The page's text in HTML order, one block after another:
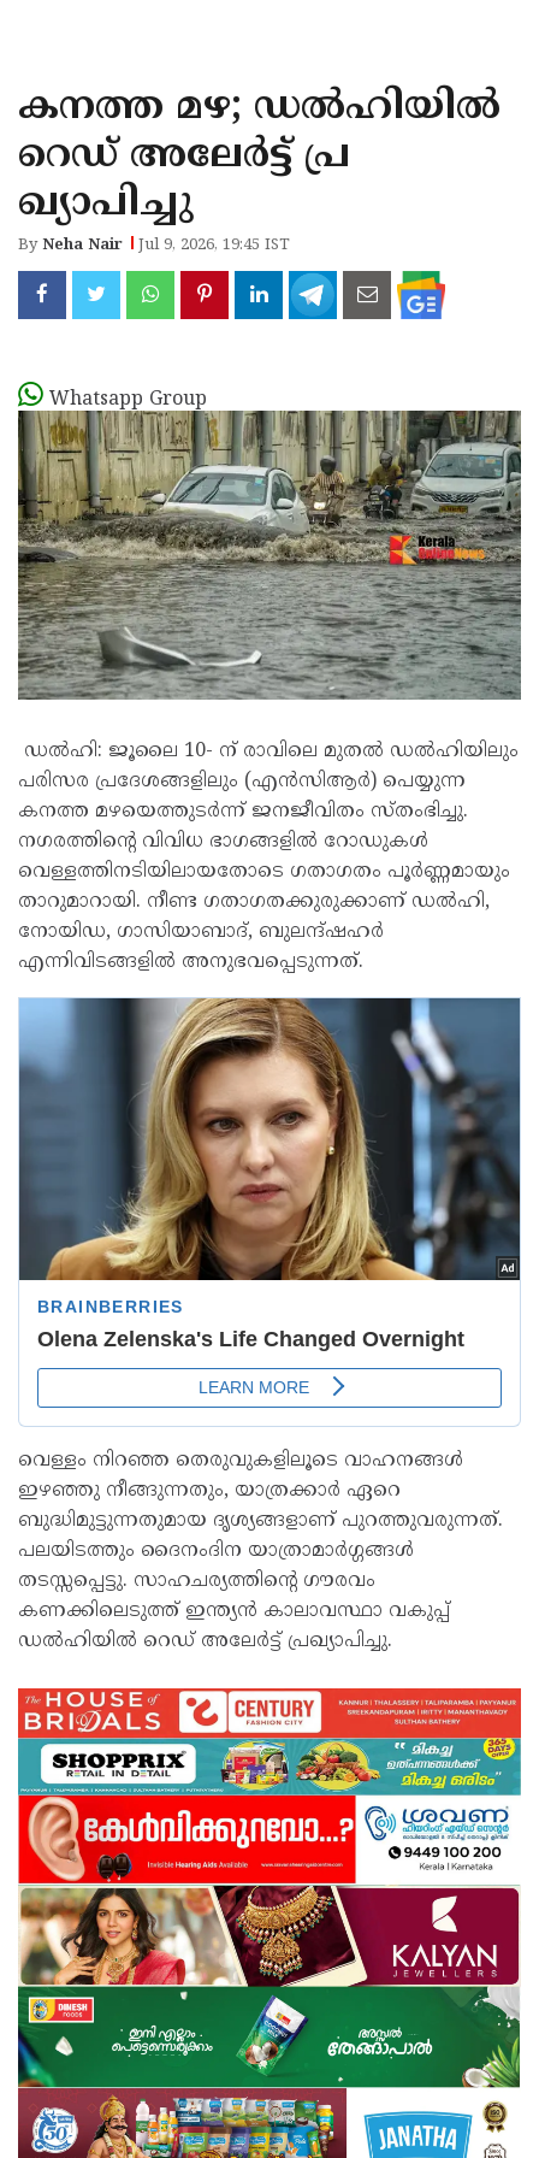
KANNUR
KASARAGOD
കനത്ത മഴ; ഡൽഹിയിൽ
റെഡ് അലേർട്ട് പ്ര
ഖ്യാപിച്ചു
ByNeha Nair Jul 9, 2026, 19:45 IST
Whatsapp Group
ഡൽഹി: ജൂലൈ 10- ന് രാവിലെ മുതൽ ഡൽഹിയിലും
പരിസര പ്രദേശങ്ങളിലും (എൻ‌സി‌ആർ) പെയ്യുന്ന
കനത്ത മഴയെത്തുടർന്ന് ജനജീവിതം സ്തംഭിച്ചു.
നഗരത്തിന്റെ വിവിധ ഭാഗങ്ങളിൽ റോഡുകൾ
വെള്ളത്തിനടിയിലായതോടെ ഗതാഗതം പൂർണ്ണമായും
താറുമാറായി. നീണ്ട ഗതാഗതക്കുരുക്കാണ് ഡൽഹി,
നോയിഡ, ഗാസിയാബാദ്, ബുലന്ദ്‌ഷഹർ
എന്നിവിടങ്ങളിൽ അനുഭവപ്പെടുന്നത്.
വെള്ളം നിറഞ്ഞ തെരുവുകളിലൂടെ വാഹനങ്ങൾ
ഇഴഞ്ഞു നീങ്ങുന്നതും, യാത്രക്കാർ ഏറെ
ബുദ്ധിമുട്ടുന്നതുമായ ദൃശ്യങ്ങളാണ് പുറത്തുവരുന്നത്.
പലയിടത്തും ദൈനംദിന യാത്രാമാർഗ്ഗങ്ങൾ
തടസ്സപ്പെട്ടു. സാഹചര്യത്തിന്റെ ഗൗരവം
കണക്കിലെടുത്ത് ഇന്ത്യൻ കാലാവസ്ഥാ വകുപ്പ്
ഡൽഹിയിൽ റെഡ് അലേർട്ട് പ്രഖ്യാപിച്ചു.